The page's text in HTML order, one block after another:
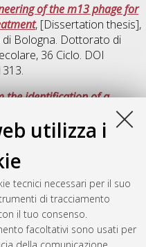
utilizza i
tecnici necessari per il suo
di tracciamento
il tuo consenso.
facoltativi sono usati per
of the m13 phage for
, [Dissertation thesis],
Bologna. Dottorato di
, 36 Ciclo. DOI
the identification of a
new therapeutic approach
thesis], Alma Mater
di ricerca in
farmaceutiche e
il Thu Aug 6 20:50:40 2026